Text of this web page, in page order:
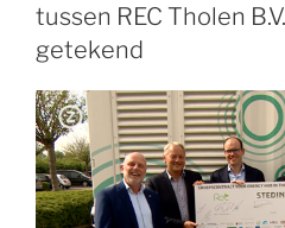
tussen REC Tholen
getekend